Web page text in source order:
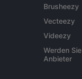
Brusheezy
Vecteezy
Videezy
Werden Sie
Anbieter